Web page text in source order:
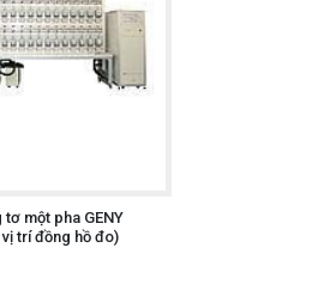
một pha GENY
trí đồng hồ đo)